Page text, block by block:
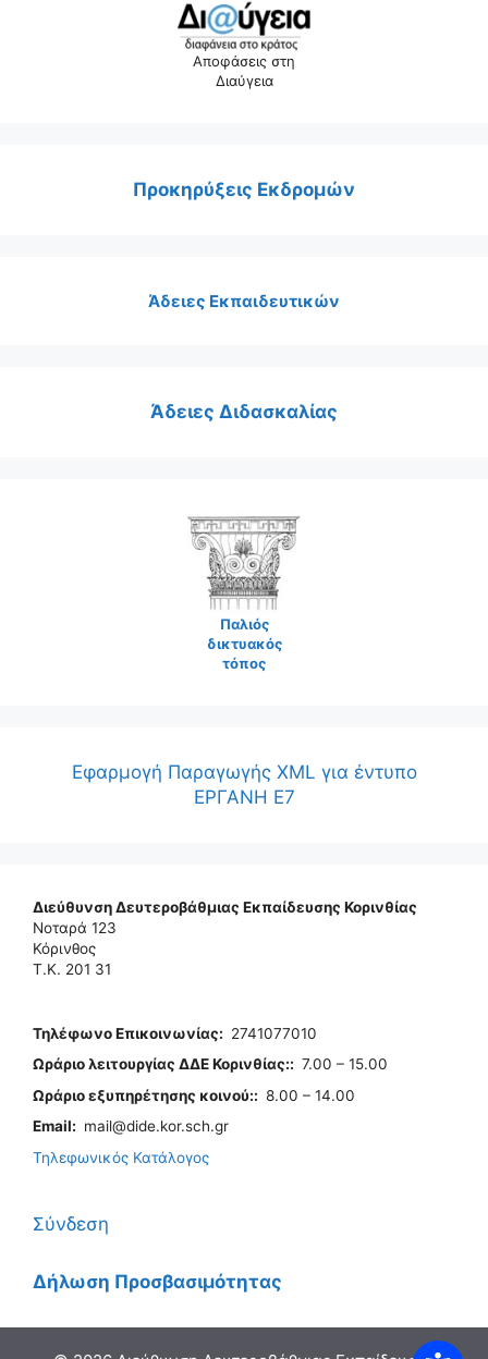
Αποφάσεις στη
Διαύγεια
Προκηρύξεις Εκδρομών
Άδειες Εκπαιδευτικών
Άδειες Διδασκαλίας
Παλιός
δικτυακός
τόπος
Εφαρμογή Παραγωγής XML για έντυπο
ΕΡΓΑΝΗ Ε7
Διεύθυνση Δευτεροβάθμιας Εκπαίδευσης Κορινθίας
Νοταρά 123
Κόρινθος
Τ.Κ. 201 31
Τηλέφωνo Επικοινωνίας: 2741077010
Ωράριο λειτουργίας ΔΔΕ Κορινθίας:: 7.00 – 15.00
Ωράριο εξυπηρέτησης κοινού:: 8.00 – 14.00
Email: mail@dide.kor.sch.gr
Τηλεφωνικός Κατάλογος
Σύνδεση
Δήλωση Προσβασιμότητας